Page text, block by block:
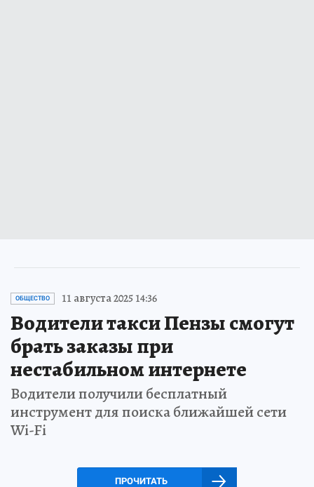
ОБЩЕСТВО 11 августа 2025 14:36
Водители такси Пензы смогут
брать заказы при
нестабильном интернете
Водители получили бесплатный
инструмент для поиска ближайшей сети
Wi-Fi
ПРОЧИТАТЬ